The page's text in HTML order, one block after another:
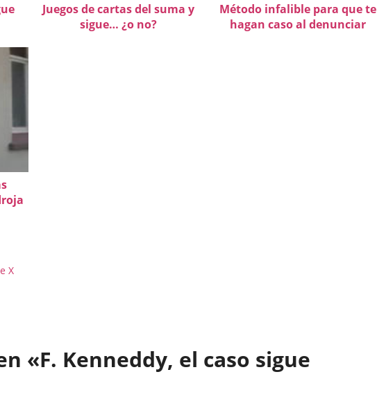
Juegos de cartas del suma y
sigue… ¿o no?
Método infalible para que te
hagan caso al denunciar
X
«F. Kenneddy, el caso sigue